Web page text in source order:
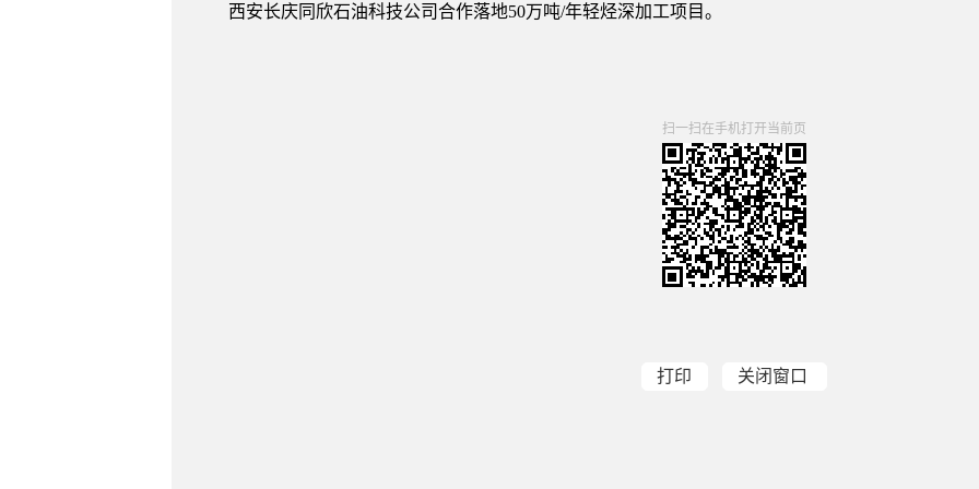
西安长庆同欣石油科技公司合作落地50万吨/年轻烃深加工项目。
扫一扫在手机打开当前页
打印 关闭窗口